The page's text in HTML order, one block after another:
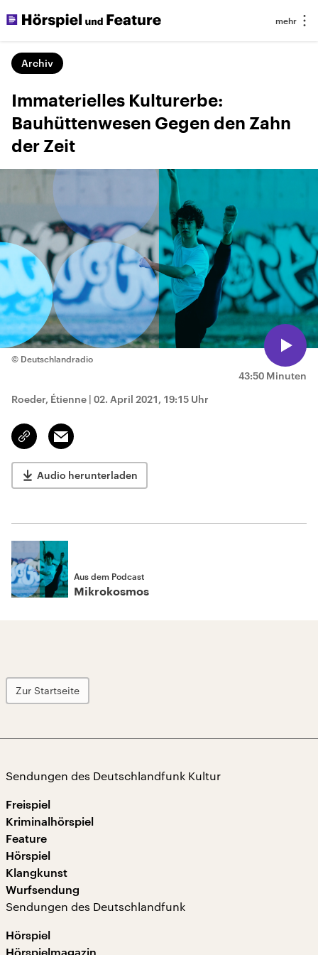
Archiv
Immaterielles Kulturerbe:
Bauhüttenwesen Gegen den Zahn
der Zeit
43:50 Minuten
© Deutschlandradio
Roeder, Étienne | 02. April 2021, 19:15 Uhr
Link
kopieren/teilen
Email
Audio herunterladen
Aus dem Podcast
Mikrokosmos
Zur Startseite
Sendungen des Deutschlandfunk Kultur
Freispiel
Kriminalhörspiel
Feature
Hörspiel
Klangkunst
Wurfsendung
Sendungen des Deutschlandfunk
Hörspiel
Hörspielmagazin